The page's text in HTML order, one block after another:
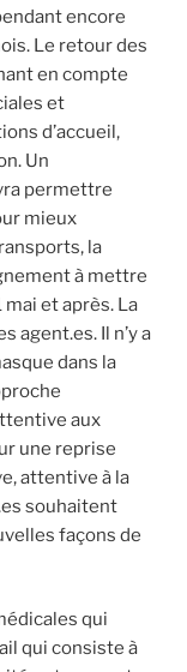
encore
Le retour des
en compte
et
d’accueil,
Un
permettre
mieux
la
à mettre
mai et après. La
agent.es. Il n’y a
dans la
aux
une reprise
attentive à la
souhaitent
façons de
qui
qui consiste à